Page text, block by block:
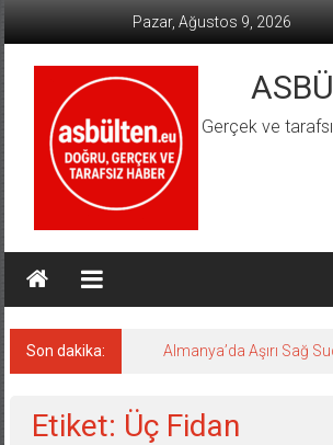
Pazar, Ağustos 9, 2026
Gerçek ve
Son dakika: Almanya’da Aşırı Sağ
Etiket: Üç Fidan